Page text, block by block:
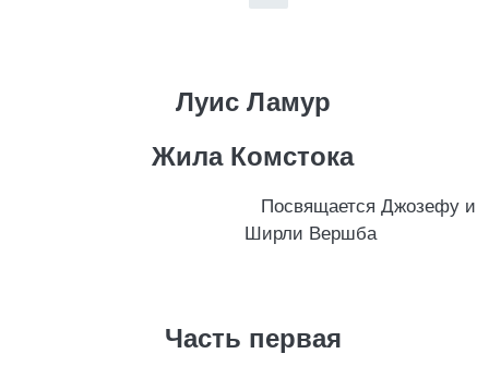
Луис Ламур
Жила Комстока
Посвящается Джозефу и
Ширли Вершба
Часть первая